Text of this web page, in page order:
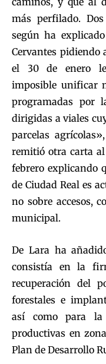
más perfilado.
según ha
Cervantes pidiendo
el 30 de enero
imposible unificar
programadas por
dirigidas a viales
parcelas
remitió otra carta
febrero explicando
de Ciudad Real es
no sobre accesos,
municipal.
De Lara ha
consistía en la
recuperación del
forestales e
así como para la
productivas en
Plan de Desarrollo